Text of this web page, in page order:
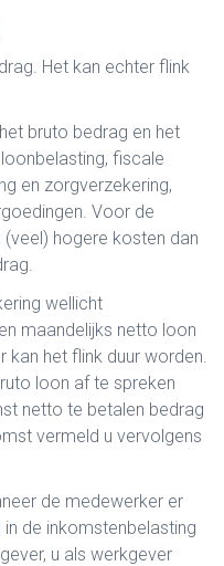
Het kan echter flink
bruto bedrag en het
fiscale
en zorgverzekering,
Voor de
hogere kosten dan
wellicht
maandelijks netto loon
het flink duur worden.
loon af te spreken
netto te betalen bedrag
vermeld u vervolgens
de medewerker er
de inkomstenbelasting
u als werkgever